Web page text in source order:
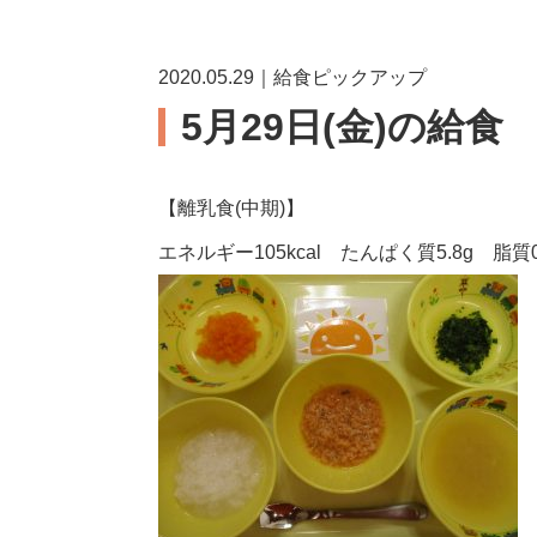
2020.05.29｜給食ピックアップ
5月29日(金)の給食
【離乳食(中期)】
エネルギー105kcal たんぱく質5.8g 脂質